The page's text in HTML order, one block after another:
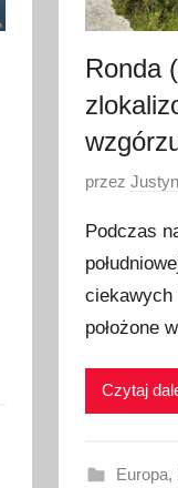
7
Ronda
O
u
b
l
i
w
n
przez
Podczas
ciekawych
położone
Czytaj
Europa,